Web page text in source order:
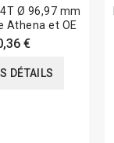
Ø 96,97 mm
Athena et OE
€
DÉTAILS